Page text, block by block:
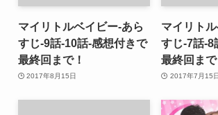
マイリトルベイビー-あら
すじ-9話-10話-感想付きで
最終回まで！
2017年8月15日
マイリト
すじ-7話-8
最終回まで
2017年7月15日